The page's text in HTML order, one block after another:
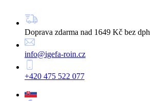
Doprava zdarma nad 1649 Kč bez dph
info@igefa-roin.cz
+420 475 522 077